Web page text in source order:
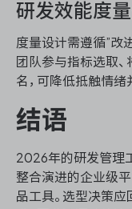
研发效能度
度量设计需遵循”改
团队参与指标选取
名，可降低抵触情绪
结语
2026年的研发管理
整合演进的企业级
品工具。选型决策